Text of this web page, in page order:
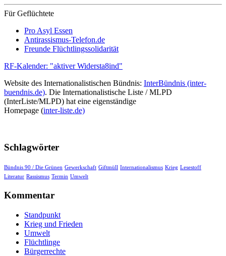
Für Geflüchtete
Pro Asyl Essen
Antirassismus-Telefon.de
Freunde Flüchtlingssolidarität
RF-Kalender: "aktiver Widersta8ind"
Website des Internationalistischen Bündnis: InterBündnis (inter-
buendnis.de). Die Internationalistische Liste / MLPD
(InterListe/MLPD) hat eine eigenständige
Homepage (inter-liste.de)
Schlagwörter
Bündnis 90 / Die Grünen Gewerkschaft Giftmüll Internationalismus Krieg Lesestoff
Literatur Rassismus Termin Umwelt
Kommentar
Standpunkt
Krieg und Frieden
Umwelt
Flüchtlinge
Bürgerrechte